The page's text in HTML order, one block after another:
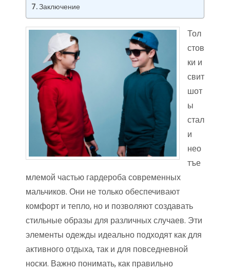
Заключение
Тол
стов
ки и
свит
шот
ы
стал
и
нео
тъе
млемой частью гардероба современных
мальчиков. Они не только обеспечивают
комфорт и тепло, но и позволяют создавать
стильные образы для различных случаев. Эти
элементы одежды идеально подходят как для
активного отдыха, так и для повседневной
носки. Важно понимать, как правильно